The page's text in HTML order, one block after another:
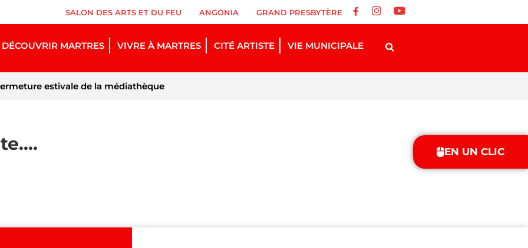
EN UN CLIC
SALON DES ARTS ET DU FEU ANGONIA GRAND PRESBYTÈRE
DÉCOUVRIR MARTRES VIVRE À MARTRES CITÉ ARTISTE VIE MUNICIPALE
estivale de la médiathèque